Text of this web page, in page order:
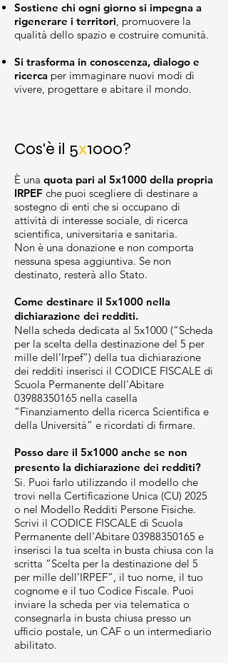
Sostiene chi ogni giorno si impegna a
rigenerare i territori, promuovere la
qualità dello spazio e costruire comunità.
Si trasforma in conoscenza, dialogo e
ricerca per immaginare nuovi modi di
vivere, progettare e abitare il mondo.
Cos'è il 5x1000?
È una quota pari al 5x1000 della propria
IRPEF che puoi scegliere di destinare a
sostegno di enti che si occupano di
attività di interesse sociale, di ricerca
scientifica, universitaria e sanitaria.
Non è una donazione e non comporta
nessuna spesa aggiuntiva. Se non
destinato, resterà allo Stato.
Come destinare il 5x1000 nella
dichiarazione dei redditi.
Nella scheda dedicata al 5x1000 (“Scheda
per la scelta della destinazione del 5 per
mille dell’Irpef”) della tua dichiarazione
dei redditi inserisci il CODICE FISCALE di
Scuola Permanente dell'Abitare
03988350165 nella casella
“Finanziamento della ricerca Scientifica e
della Università” e ricordati di firmare.
Posso dare il 5x1000 anche se non
presento la dichiarazione dei redditi?
Si. Puoi farlo utilizzando il modello che
trovi nella Certificazione Unica (CU) 2025
o nel Modello Redditi Persone Fisiche.
Scrivi il CODICE FISCALE di Scuola
Permanente dell'Abitare 03988350165 e
inserisci la tua scelta in busta chiusa con la
scritta “Scelta per la destinazione del 5
per mille dell’IRPEF”, il tuo nome, il tuo
cognome e il tuo Codice Fiscale. Puoi
inviare la scheda per via telematica o
consegnarla in busta chiusa presso un
ufficio postale, un CAF o un intermediario
abilitato.